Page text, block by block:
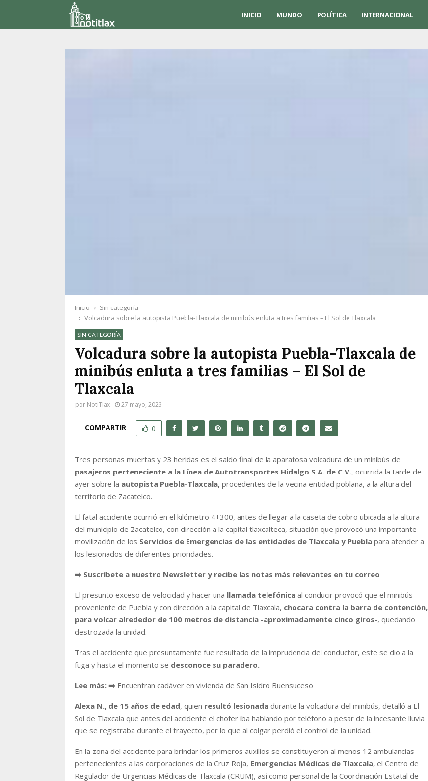
INICIO MUNDO POLÍTICA INTERNACIONAL
Inicio
Sin categoría
Volcadura sobre la autopista Puebla-Tlaxcala de minibús enluta a tres familias – El Sol de Tlaxcala
SIN CATEGORÍA
Volcadura sobre la autopista Puebla-Tlaxcala de
minibús enluta a tres familias – El Sol de
Tlaxcala
por NotiTlax 27 mayo, 2023
COMPARTIR 0
Tres personas muertas y 23 heridas es el saldo final de la aparatosa volcadura de un minibús de
pasajeros perteneciente a la Línea de Autotransportes Hidalgo S.A. de C.V., ocurrida la tarde de
ayer sobre la autopista Puebla-Tlaxcala, procedentes de la vecina entidad poblana, a la altura del
territorio de Zacatelco.
El fatal accidente ocurrió en el kilómetro 4+300, antes de llegar a la caseta de cobro ubicada a la altura
del municipio de Zacatelco, con dirección a la capital tlaxcalteca, situación que provocó una importante
movilización de los Servicios de Emergencias de las entidades de Tlaxcala y Puebla para atender a
los lesionados de diferentes prioridades.
➡️ Suscríbete a nuestro Newsletter y recibe las notas más relevantes en tu correo
El presunto exceso de velocidad y hacer una llamada telefónica al conducir provocó que el minibús
proveniente de Puebla y con dirección a la capital de Tlaxcala, chocara contra la barra de contención,
para volcar alrededor de 100 metros de distancia -aproximadamente cinco giros-, quedando
destrozada la unidad.
Tras el accidente que presuntamente fue resultado de la imprudencia del conductor, este se dio a la
fuga y hasta el momento se desconoce su paradero.
Lee más: ➡️ Encuentran cadáver en vivienda de San Isidro Buensuceso
Alexa N., de 15 años de edad, quien resultó lesionada durante la volcadura del minibús, detalló a El
Sol de Tlaxcala que antes del accidente el chofer iba hablando por teléfono a pesar de la incesante lluvia
que se registraba durante el trayecto, por lo que al colgar perdió el control de la unidad.
En la zona del accidente para brindar los primeros auxilios se constituyeron al menos 12 ambulancias
pertenecientes a las corporaciones de la Cruz Roja, Emergencias Médicas de Tlaxcala, el Centro de
Regulador de Urgencias Médicas de Tlaxcala (CRUM), así como personal de la Coordinación Estatal de